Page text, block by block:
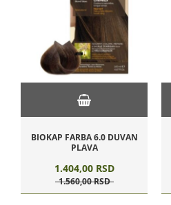
BIOKAP FARBA 6.0 DUVAN
PLAVA
1.404,00 RSD
1.560,00RSD